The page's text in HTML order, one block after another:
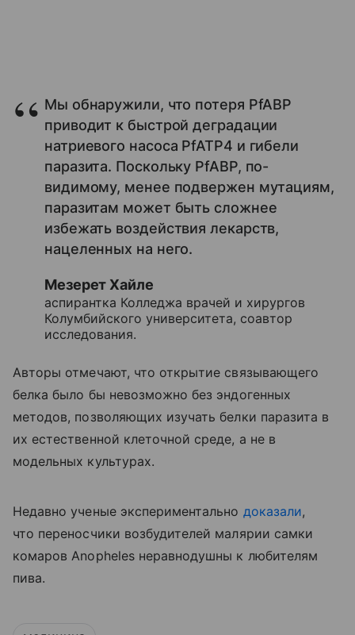
Мы обнаружили, что потеря PfABP
приводит к быстрой деградации
натриевого насоса PfATP4 и гибели
паразита. Поскольку PfABP, по-
видимому, менее подвержен мутациям,
паразитам может быть сложнее
избежать воздействия лекарств,
нацеленных на него.
Мезерет Хайле
аспирантка Колледжа врачей и хирургов
Колумбийского университета, соавтор
исследования.
Авторы отмечают, что открытие связывающего
белка было бы невозможно без эндогенных
методов, позволяющих изучать белки паразита в
их естественной клеточной среде, а не в
модельных культурах.
Недавно ученые экспериментально доказали,
что переносчики возбудителей малярии самки
комаров Anopheles неравнодушны к любителям
пива.